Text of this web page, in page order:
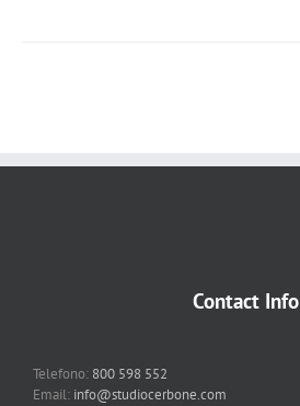
Contact Info
Telefono: 800 598 552
Email: info@studiocerbone.com